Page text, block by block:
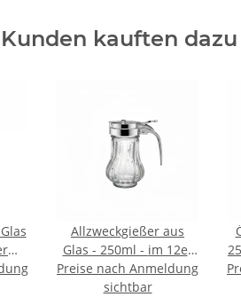
Kunden kauften
Allzweckgießer aus
Glas - 250ml - im 12er
Display
Preise nach Anmeldung
sichtbar